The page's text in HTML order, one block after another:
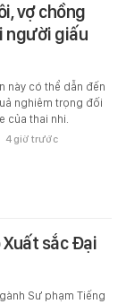
vợ chồng
người giấu
này có thể dẫn đến
nghiêm trọng đối
của thai nhi.
4 giờ trước
sắc Đại
Sư phạm Tiếng